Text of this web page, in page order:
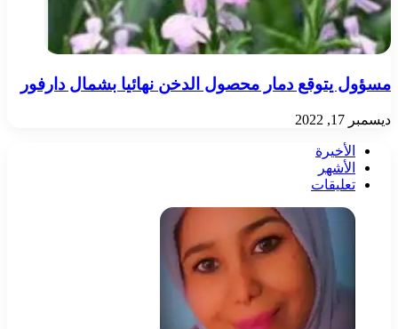
مسؤول يتوقع دمار محصول الدخن نهائيا بشمال دارفور
ديسمبر 17, 2022
الأخيرة
الأشهر
تعليقات